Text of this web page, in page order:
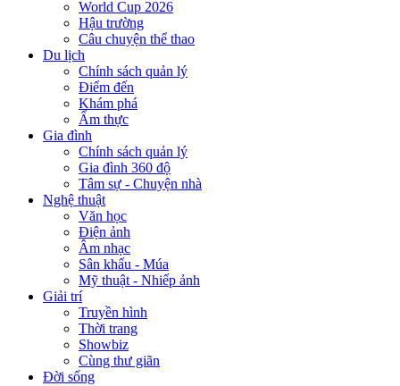
World Cup 2026
Hậu trường
Câu chuyện thể thao
Du lịch
Chính sách quản lý
Điểm đến
Khám phá
Ẩm thực
Gia đình
Chính sách quản lý
Gia đình 360 độ
Tâm sự - Chuyện nhà
Nghệ thuật
Văn học
Điện ảnh
Âm nhạc
Sân khấu - Múa
Mỹ thuật - Nhiếp ảnh
Giải trí
Truyền hình
Thời trang
Showbiz
Cùng thư giãn
Đời sống